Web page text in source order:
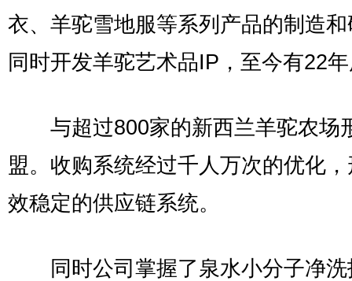
衣、羊驼雪地服等系列产品的制造
同时开发羊驼艺术品IP，至今有22
与超过800家的新西兰羊驼农场
盟。收购系统经过千人万次的优化
效稳定的供应链系统。
同时公司掌握了泉水小分子净洗